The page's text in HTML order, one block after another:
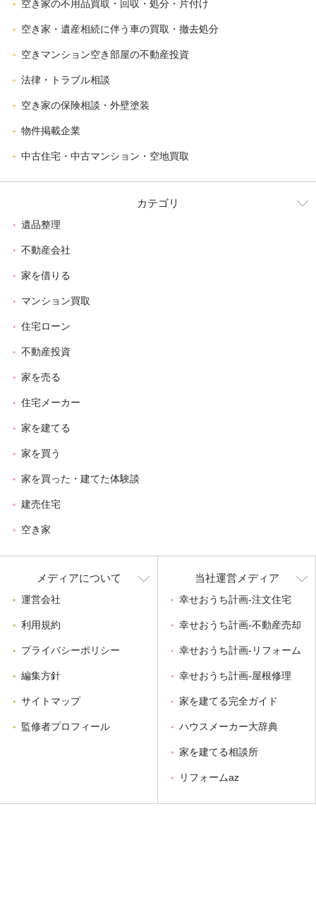
空き家の不用品買取・回収・処分・片付け
空き家・遺産相続に伴う車の買取・撤去処分
空きマンション空き部屋の不動産投資
法律・トラブル相談
空き家の保険相談・外壁塗装
物件掲載企業
中古住宅・中古マンション・空地買取
カテゴリ
遺品整理
不動産会社
家を借りる
マンション買取
住宅ローン
不動産投資
家を売る
住宅メーカー
家を建てる
家を買う
家を買った・建てた体験談
建売住宅
空き家
メディアについて
運営会社
利用規約
プライバシーポリシー
編集方針
サイトマップ
監修者プロフィール
当社運営メディア
幸せおうち計画-注文住宅
幸せおうち計画-不動産売却
幸せおうち計画-リフォーム
幸せおうち計画-屋根修理
家を建てる完全ガイド
ハウスメーカー大辞典
家を建てる相談所
リフォームaz